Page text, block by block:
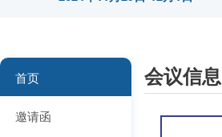
首页
邀请函
会议信息